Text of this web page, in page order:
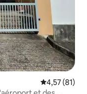
Note
4,57 (81)